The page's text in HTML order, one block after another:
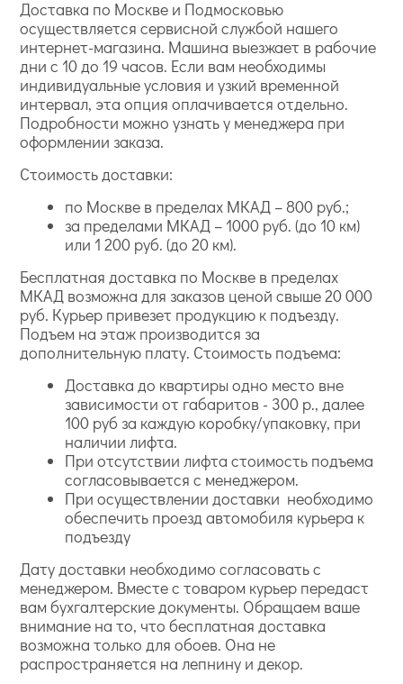
Доставка по Москве и Подмосковью
осуществляется сервисной службой нашего
интернет-магазина. Машина выезжает в рабочие
дни с 10 до 19 часов. Если вам необходимы
индивидуальные условия и узкий временной
интервал, эта опция оплачивается отдельно.
Подробности можно узнать у менеджера при
оформлении заказа.
Стоимость доставки:
по Москве в пределах МКАД – 800 руб.;
за пределами МКАД – 1000 руб. (до 10 км)
или 1 200 руб. (до 20 км).
Бесплатная доставка по Москве в пределах
МКАД возможна для заказов ценой свыше 20 000
руб. Курьер привезет продукцию к подъезду.
Подъем на этаж производится за
дополнительную плату. Стоимость подъема:
Доставка до квартиры одно место вне
зависимости от габаритов - 300 р., далее
100 руб за каждую коробку/упаковку, при
наличии лифта.
При отсутствии лифта стоимость подъема
согласовывается с менеджером.
При осуществлении доставки необходимо
обеспечить проезд автомобиля курьера к
подъезду
Дату доставки необходимо согласовать с
менеджером. Вместе с товаром курьер передаст
вам бухгалтерские документы. Обращаем ваше
внимание на то, что бесплатная доставка
возможна только для обоев. Она не
распространяется на лепнину и декор.